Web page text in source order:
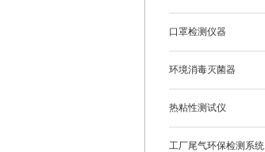
口罩检测仪器
环境消毒灭菌器
热粘性测试仪
工厂尾气环保检测系统